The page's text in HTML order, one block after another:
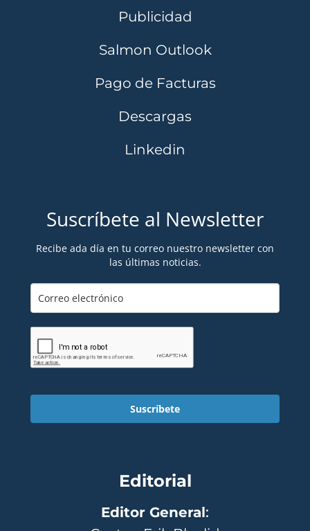
Publicidad
Salmon Outlook
Pago de Facturas
Descargas
Linkedin
Suscríbete al Newsletter
Recibe ada día en tu correo nuestro newsletter con
las últimas noticias.
Suscríbete
Editorial
Editor General: